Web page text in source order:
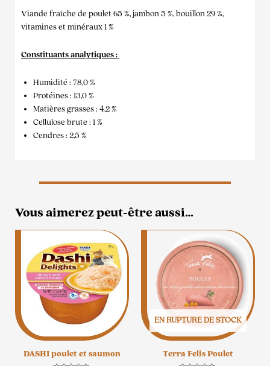
Viande fraîche de poulet 65 %, jambon 5 %, bouillon 29 %,
vitamines et minéraux 1 %
Constituants analytiques :
Humidité : 78,0 %
Protéines : 13,0 %
Matières grasses : 4,2 %
Cellulose brute : 1 %
Cendres : 2,5 %
Vous aimerez peut-être aussi…
DASHI poulet et saumon
EN RUPTURE DE STOCK
Terra Felis Poulet